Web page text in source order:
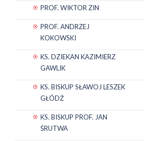
PROF. WIKTOR ZIN
PROF. ANDRZEJ
KOKOWSKI
KS. DZIEKAN KAZIMIERZ
GAWLIK
KS. BISKUP SŁAWOJ LESZEK
GŁÓDŹ
KS. BISKUP PROF. JAN
ŚRUTWA